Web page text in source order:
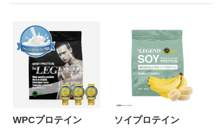
WPCプロテイン ソイプロテイン